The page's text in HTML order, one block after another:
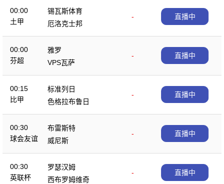
00:00
土甲
锡瓦斯体育
-
厄洛克士邦
直播中
00:00
芬超
雅罗
-
VPS瓦萨
直播中
00:15
比甲
标准列日
-
色格拉布鲁日
直播中
00:30
球会友谊
布雷斯特
-
威尼斯
直播中
00:30
英联杯
罗瑟汉姆
-
西布罗姆维奇
直播中